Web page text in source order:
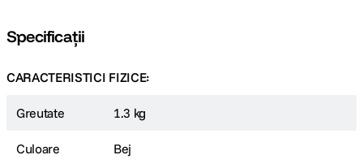
Specificații
CARACTERISTICI FIZICE:
Greutate 1.3 kg
Culoare Bej